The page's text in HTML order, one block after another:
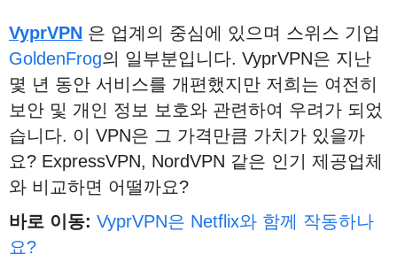
VyprVPN 은 업계의 중심에 있으며 스위스 기업
GoldenFrog의 일부분입니다. VyprVPN은 지난
몇 년 동안 서비스를 개편했지만 저희는 여전히
보안 및 개인 정보 보호와 관련하여 우려가 되었
습니다. 이 VPN은 그 가격만큼 가치가 있을까
요? ExpressVPN, NordVPN 같은 인기 제공업체
와 비교하면 어떨까요?
바로 이동: VyprVPN은 Netflix와 함께 작동하나
요?